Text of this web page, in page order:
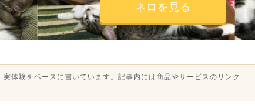
ネロを見る
体験をベースに書いています。記事内には商品やサービスのリンク